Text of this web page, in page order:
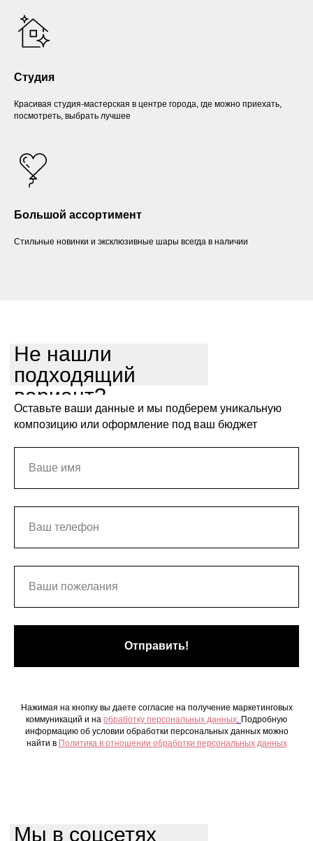
Студия
Красивая студия-мастерская в центре города, где можно приехать,
посмотреть, выбрать лучшее
Большой ассортимент
Стильные новинки и эксклюзивные шары всегда в наличии
Не нашли
подходящий
вариант?
Оставьте ваши данные и мы подберем уникальную
композицию или оформление под ваш бюджет
Отправить!
Нажимая на кнопку вы даете согласие на получение маркетинговых
коммуникаций и на обработку персональных данных Подробную
информацию об условии обработки персональных данных можно
найти в Политика в отношении обработки персональных данных
Мы в соцсетях